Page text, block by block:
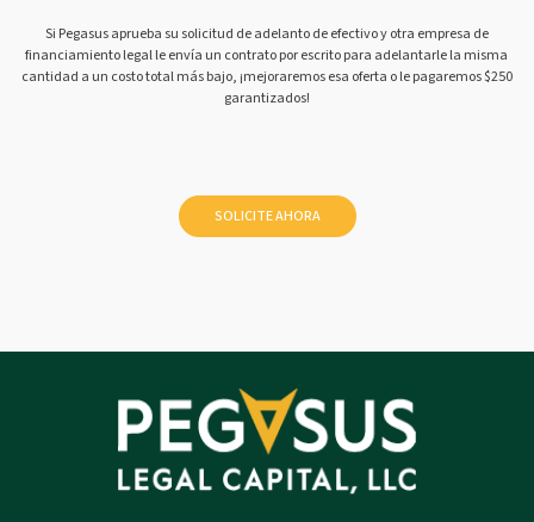
Si Pegasus aprueba su solicitud de adelanto de efectivo y otra empresa de
financiamiento legal le envía un contrato por escrito para adelantarle la misma
cantidad a un costo total más bajo, ¡mejoraremos esa oferta o le pagaremos $250
garantizados!